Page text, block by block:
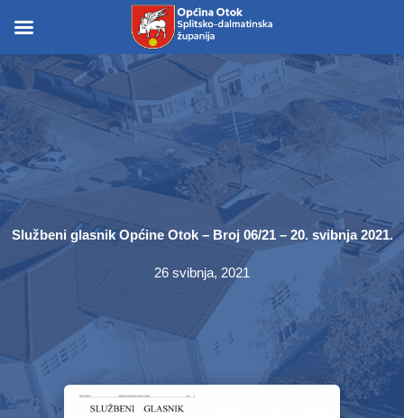
content
content
Službeni glasnik Općine Otok – Broj 06/21 – 20. svibnja 2021.
26 svibnja, 2021